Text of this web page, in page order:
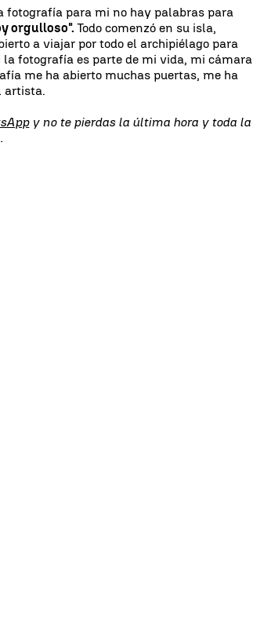
fotografía para mi no hay palabras para
orgulloso".Todo comenzó en su isla,
a viajar por todo el archipiélago para
fotografía es parte de mi vida, mi cámara
me ha abierto muchas puertas, me ha
artista.
y no te pierdas la última hora y toda la